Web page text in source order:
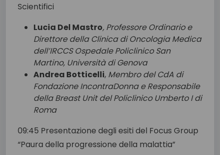
Scientifici
Lucia Del Mastro, Professore Ordinario e
Direttore della Clinica di Oncologia Medica
dell’IRCCS Ospedale Policlinico San
Martino, Università di Genova
Andrea Botticelli, Membro del CdA di
Fondazione IncontraDonna e Responsabile
della Breast Unit del Policlinico Umberto I di
Roma
09:45 Presentazione degli esiti del Focus Group
“Paura della progressione della malattia”